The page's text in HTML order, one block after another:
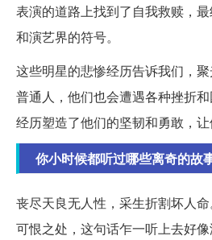
表演的道路上找到了自我救赎，
和演艺界的符号。
这些明星的悲惨经历告诉我们，
普通人，他们也会遭遇各种挫折
经历塑造了他们的坚韧和勇敢，让
你小时候都听过哪些离奇的故
丧尽天良无人性，采生折割坏人
可恨之处，这句话乍一听上去好